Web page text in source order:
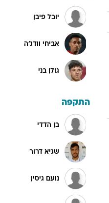
יובל פיבן
אביחי וודג'ה
גולן בני
התקפה
בן הדדי
שגיא דרור
נועם גיסין